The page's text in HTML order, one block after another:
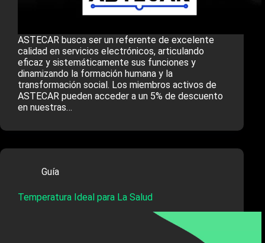
ASTECAR busca ser un referente de excelente
calidad en servicios electrónicos, articulando
eficaz y sistemáticamente sus funciones y
dinamizando la formación humana y la
transformación social. Los miembros activos de
ASTECAR pueden acceder a un 5% de descuento
en nuestras…
Guía
Temperatura Ideal para La Salud